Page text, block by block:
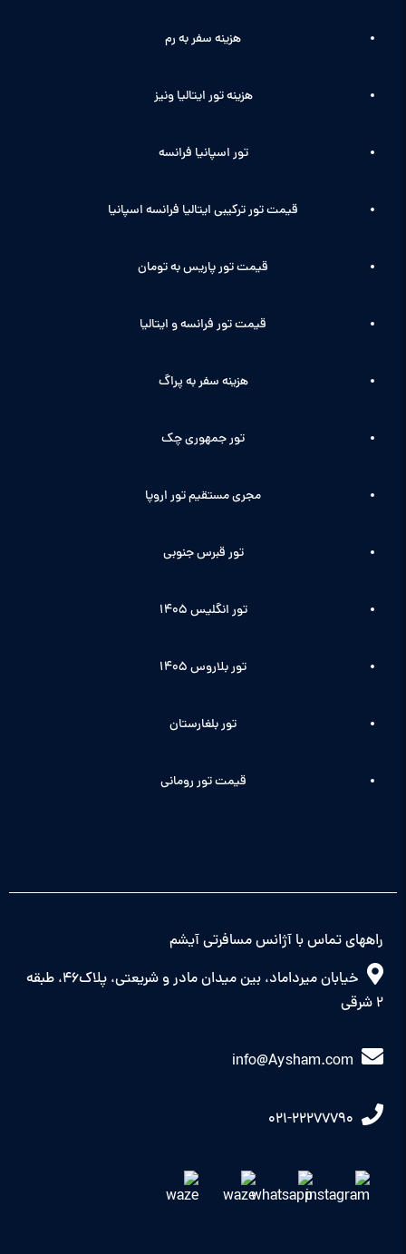
هزینه سفر به رم
هزینه تور ایتالیا ونیز
تور اسپانیا فرانسه
قیمت تور ترکیبی ایتالیا فرانسه اسپانیا
قیمت تور پاریس به تومان
قیمت تور فرانسه و ایتالیا
هزینه سفر به پراگ
تور جمهوری چک
مجری مستقیم تور اروپا
تور قبرس جنوبی
تور انگلیس ۱۴۰5
تور بلاروس 1405
تور بلغارستان
قیمت تور رومانی
راههای تماس با آژانس مسافرتی آیشم
خیابان میرداماد، بین میدان مادر و شریعتی، پلاک46، طبقه
2 شرقی